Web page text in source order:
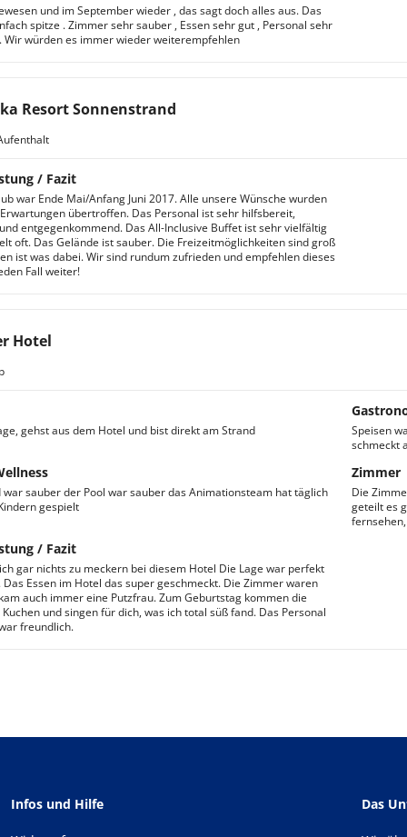
und im September wieder , das sagt doch alles aus. Das
spitze . Zimmer sehr sauber , Essen sehr gut , Personal sehr
Wir würden es immer wieder weiterempfehlen
Resort Sonnenstrand
/ Fazit
war Ende Mai/Anfang Juni 2017. Alle unsere Wünsche wurden
übertroffen. Das Personal ist sehr hilfsbereit,
entgegenkommend. Das All-Inclusive Buffet ist sehr vielfältig
oft. Das Gelände ist sauber. Die Freizeitmöglichkeiten sind groß
ist was dabei. Wir sind rundum zufrieden und empfehlen dieses
Fall weiter!
Hotel
gehst aus dem Hotel und bist direkt am Strand
Speisen
schmeckt
sauber der Pool war sauber das Animationsteam hat täglich
gespielt
Zimmer
Die
geteilt es
/ Fazit
gar nichts zu meckern bei diesem Hotel Die Lage war perfekt
Essen im Hotel das super geschmeckt. Die Zimmer waren
auch immer eine Putzfrau. Zum Geburtstag kommen die
und singen für dich, was ich total süß fand. Das Personal
freundlich.
Infos und Hilfe Das